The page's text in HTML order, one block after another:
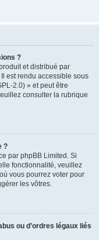
?
et distribué par
est rendu accessible sous
2.0) » et peut être
consulter la rubrique
?
par phpBB Limited. Si
fonctionnalité, veuillez
vous pourrez voter pour
les vôtres.
ou d’ordres légaux liés